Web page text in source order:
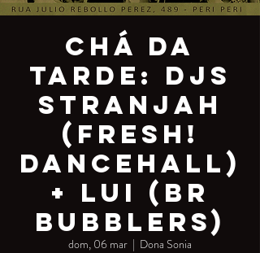
Chá da
tarde: DJs
Stranjah
(Fresh!
Dancehall)
+ Lui (BR
Bubblers)
dom, 06 mar
  |
Dona Sonia